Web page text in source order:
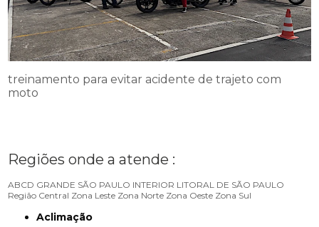
treinamento para evitar acidente de trajeto com
moto
Regiões onde a atende :
ABCD GRANDE SÃO PAULO INTERIOR LITORAL DE SÃO PAULO
Região Central Zona Leste Zona Norte Zona Oeste Zona Sul
Aclimação